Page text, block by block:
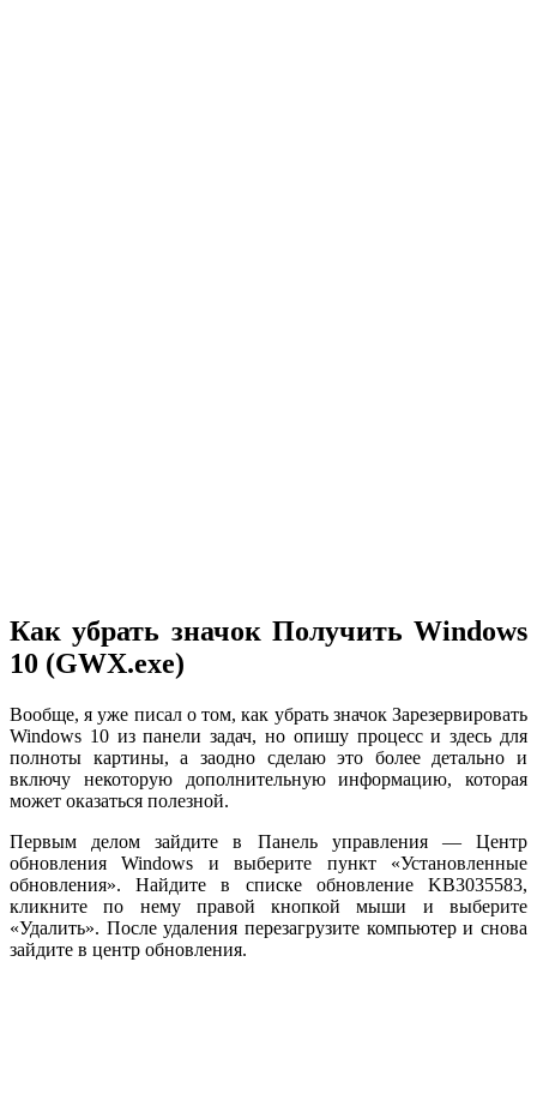
Как убрать значок Получить Windows
10 (GWX.exe)
Вообще, я уже писал о том, как убрать значок Зарезервировать
Windows 10 из панели задач, но опишу процесс и здесь для
полноты картины, а заодно сделаю это более детально и
включу некоторую дополнительную информацию, которая
может оказаться полезной.
Первым делом зайдите в Панель управления — Центр
обновления Windows и выберите пункт «Установленные
обновления». Найдите в списке обновление KB3035583,
кликните по нему правой кнопкой мыши и выберите
«Удалить». После удаления перезагрузите компьютер и снова
зайдите в центр обновления.